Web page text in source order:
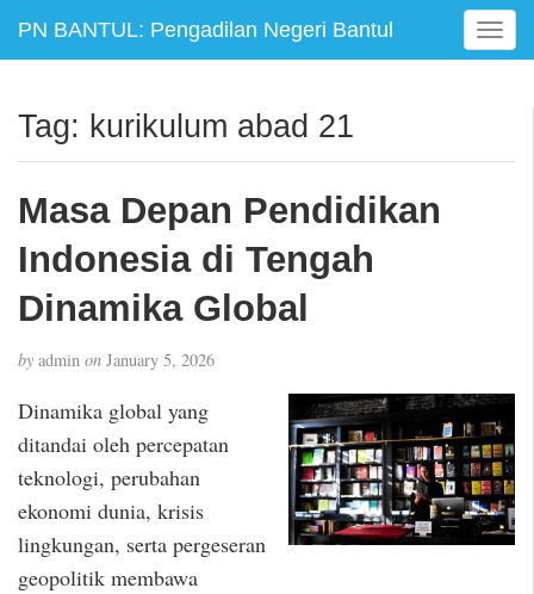
PN BANTUL: Pengadilan Negeri Bantul
T
o
e
o
n
Tag: kurikulum abad 21
Masa Depan Pendidikan
Indonesia di Tengah
Dinamika Global
by admin on January 5, 2026
Dinamika global yang
ditandai oleh percepatan
teknologi, perubahan
ekonomi dunia, krisis
lingkungan, serta pergeseran
geopolitik membawa